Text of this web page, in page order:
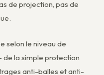
de projection, pas de
selon le niveau de
la simple protection
anti-balles et anti-